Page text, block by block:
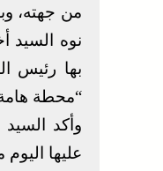
من جهته،
نوه السيد
بها رئيس
“محطة
وأكد
عليها